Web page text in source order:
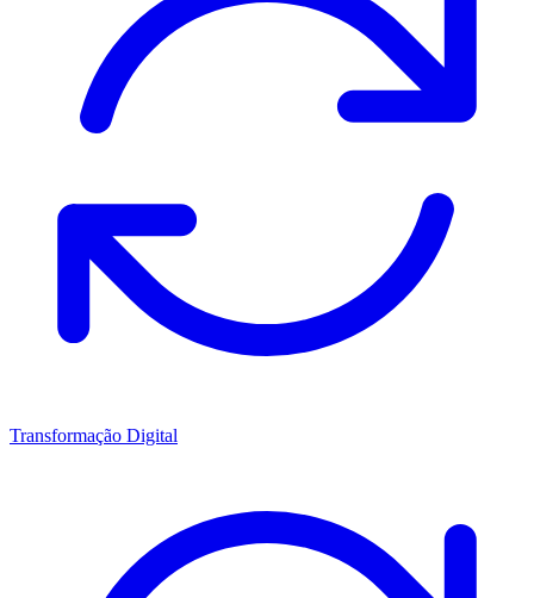
Transformação Digital